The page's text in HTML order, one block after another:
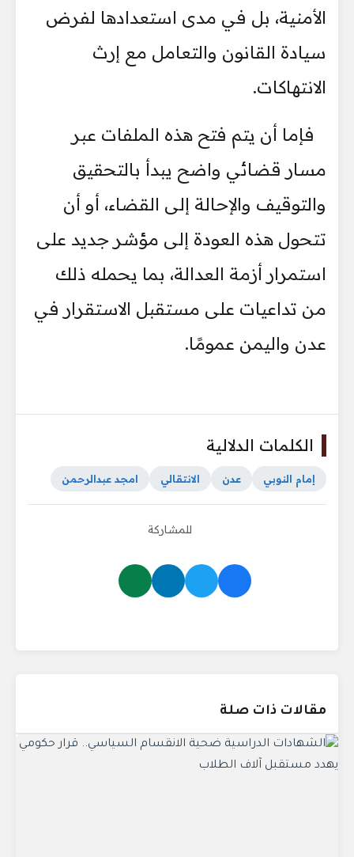
الأمنية، بل في مدى استعدادها لفرض
سيادة القانون والتعامل مع إرث
الانتهاكات.
فإما أن يتم فتح هذه الملفات عبر
مسار قضائي واضح يبدأ بالتحقيق
والتوقيف والإحالة إلى القضاء، أو أن
تتحول هذه العودة إلى مؤشر جديد على
استمرار أزمة العدالة، بما يحمله ذلك
من تداعيات على مستقبل الاستقرار في
عدن واليمن عمومًا.
الكلمات الدلالية
إمام النوبي عدن الانتقالي امجد عبدالرحمن
للمشاركة
مقالات ذات صلة